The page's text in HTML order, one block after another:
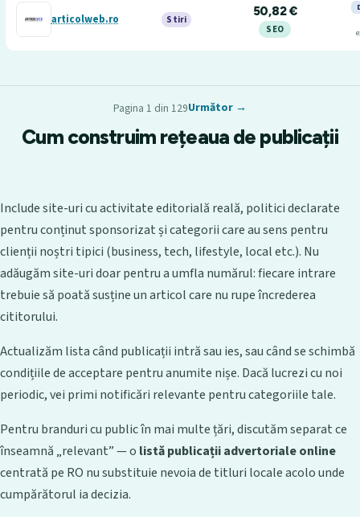
articolweb.ro Stiri
50,82 €
SEO
Pagina 1 din 129Următor →
Cum construim rețeaua de publicații
Include site-uri cu activitate editorială reală, politici declarate
pentru conținut sponsorizat și categorii care au sens pentru
clienții noștri tipici (business, tech, lifestyle, local etc.). Nu
adăugăm site-uri doar pentru a umfla numărul: fiecare intrare
trebuie să poată susține un articol care nu rupe încrederea
cititorului.
Actualizăm lista când publicații intră sau ies, sau când se schimbă
condițiile de acceptare pentru anumite nișe. Dacă lucrezi cu noi
periodic, vei primi notificări relevante pentru categoriile tale.
Pentru branduri cu public în mai multe țări, discutăm separat ce
înseamnă „relevant” — o listă publicații advertoriale online
centrată pe RO nu substituie nevoia de titluri locale acolo unde
cumpărătorul ia decizia.